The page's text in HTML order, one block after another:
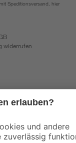
Speditionsversand, hier
widerrufen